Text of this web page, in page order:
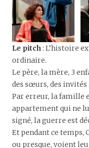
Le pitch : L’histoire
ordinaire.
Le père, la mère, 3
des sœurs, des
Par erreur, la famille
appartement qui ne
signé, la guerre est
Et pendant ce temps,
ou presque, voient